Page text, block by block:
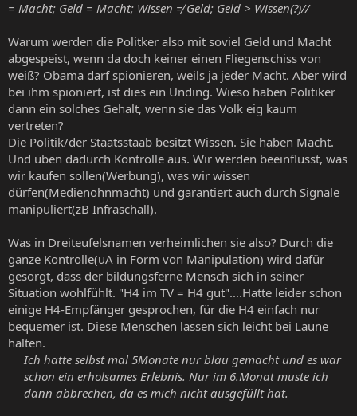
= Macht; Geld = Macht; Wissen ≠ Geld; Geld > Wissen(?)//
Warum werden die Politker also mit soviel Geld und Macht
abgespeist, wenn da doch keiner einen Fliegenschiss von
weiß? Obama darf spionieren, weils ja jeder Macht. Aber wird
bei ihm spioniert, ist dies ein Unding. Wieso haben Politiker
dann ein solches Gehalt, wenn sie das Volk eig kaum
vertreten?
Die Politik/der Staatsstaab besitzt Wissen. Sie haben Macht.
Und üben dadurch Kontrolle aus. Wir werden beeinflusst, was
wir kaufen sollen(Werbung), was wir wissen
dürfen(Medienohnmacht) und garantiert auch durch Signale
manipuliert(zB Infraschall).
Was in Dreiteufelsnamen verheimlichen sie also? Durch die
ganze Kontrolle(uA in Form von Manipulation) wird dafür
gesorgt, dass der bildungsferne Mensch sich in seiner
Situation wohlfühlt. "H4 im TV = H4 gut"....Hatte leider schon
einige H4-Empfänger gesprochen, für die H4 einfach nur
bequemer ist. Diese Menschen lassen sich leicht bei Laune
halten.
Ich hatte selbst mal 5Monate nur blau gemacht und es war
schon ein erholsames Erlebnis. Nur im 6.Monat muste ich
dann abbrechen, da es mich nicht ausgefüllt hat.